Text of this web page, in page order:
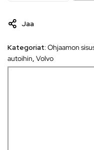
Jaa
Kategoriat: Ohjaamon
autoihin, Volvo